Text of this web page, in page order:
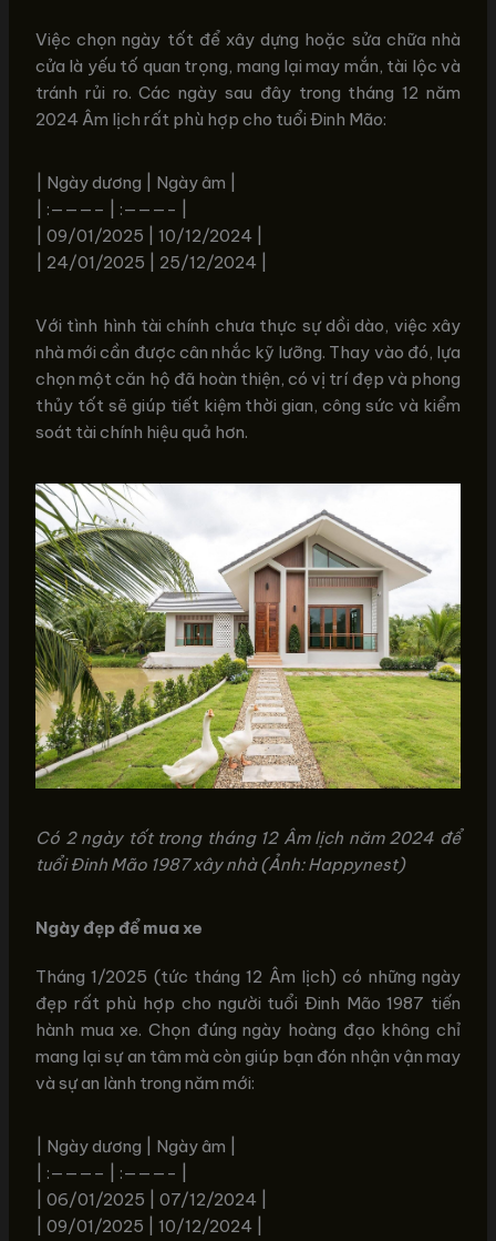
Việc chọn ngày tốt để xây dựng hoặc sửa chữa nhà
cửa là yếu tố quan trọng, mang lại may mắn, tài lộc và
tránh rủi ro. Các ngày sau đây trong tháng 12 năm
2024 Âm lịch rất phù hợp cho tuổi Đinh Mão:
| Ngày dương | Ngày âm |
| :———– | :———- |
| 09/01/2025 | 10/12/2024 |
| 24/01/2025 | 25/12/2024 |
Với tình hình tài chính chưa thực sự dồi dào, việc xây
nhà mới cần được cân nhắc kỹ lưỡng. Thay vào đó, lựa
chọn một căn hộ đã hoàn thiện, có vị trí đẹp và phong
thủy tốt sẽ giúp tiết kiệm thời gian, công sức và kiểm
soát tài chính hiệu quả hơn.
Có 2 ngày tốt trong tháng 12 Âm lịch năm 2024 để
tuổi Đinh Mão 1987 xây nhà (Ảnh: Happynest)
Ngày đẹp để mua xe
Tháng 1/2025 (tức tháng 12 Âm lịch) có những ngày
đẹp rất phù hợp cho người tuổi Đinh Mão 1987 tiến
hành mua xe. Chọn đúng ngày hoàng đạo không chỉ
mang lại sự an tâm mà còn giúp bạn đón nhận vận may
và sự an lành trong năm mới:
| Ngày dương | Ngày âm |
| :———– | :———- |
| 06/01/2025 | 07/12/2024 |
| 09/01/2025 | 10/12/2024 |